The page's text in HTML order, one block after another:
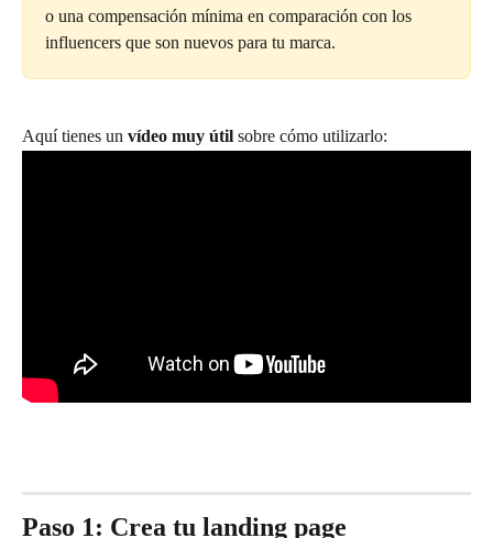
o una compensación mínima en comparación con los
influencers que son nuevos para tu marca.
Aquí tienes un vídeo muy útil sobre cómo utilizarlo:
Paso 1: Crea tu landing page